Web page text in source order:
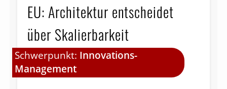
EU: Architektur entscheidet
über Skalierbarkeit
Schwerpunkt: Innovations-
Management